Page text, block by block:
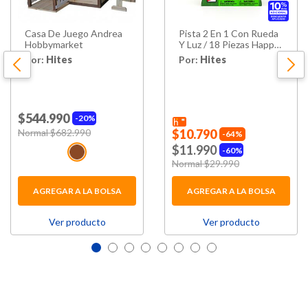
Casa De Juego Andrea
Hobbymarket
Por: Hites
20%
$544.990
Price reduced from
Normal $682.990
AGREGAR A LA BOLSA
Ver producto
Pista 2 En 1 Con Rueda
Y Luz / 18 Piezas Happy
Valley
Por: Hites
64%
$10.790
60%
$11.990
Price reduced from
Normal $29.990
AGREGAR A LA BOLSA
Ver producto